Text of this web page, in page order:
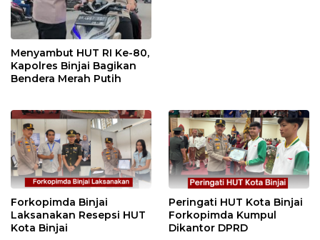
Menyambut HUT RI Ke-80,
Kapolres Binjai Bagikan
Bendera Merah Putih
Forkopimda Binjai
Laksanakan Resepsi HUT
Kota Binjai
Peringati HUT Kota Binjai
Forkopimda Kumpul
Dikantor DPRD